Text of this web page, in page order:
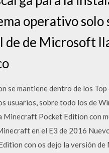
operativo
de Microsoft
se mantiene dentro de los
usuarios, sobre todo los de
Minecraft Pocket Edition con
en el E3 de 2016
con os dejo la versión